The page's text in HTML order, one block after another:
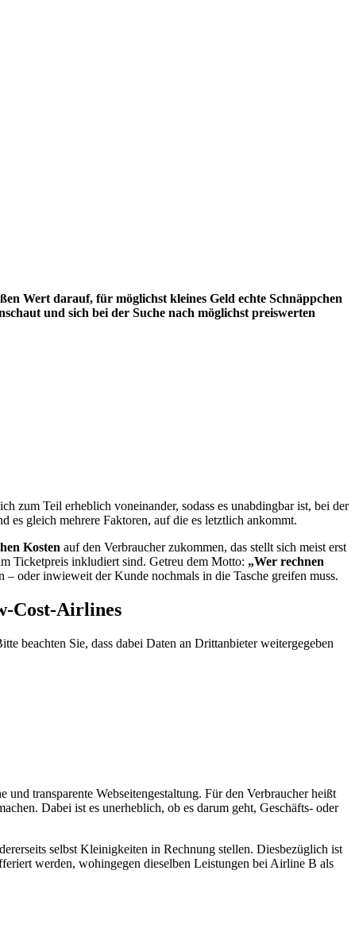
Wert darauf, für möglichst kleines Geld echte Schnäppchen
und sich bei der Suche nach möglichst preiswerten
zum Teil erheblich voneinander, sodass es unabdingbar ist, bei der
es gleich mehrere Faktoren, auf die es letztlich ankommt.
Kosten auf den Verbraucher zukommen, das stellt sich meist erst
Ticketpreis inkludiert sind. Getreu dem Motto: „Wer rechnen
oder inwieweit der Kunde nochmals in die Tasche greifen muss.
Cost-Airlines
beachten Sie, dass dabei Daten an Drittanbieter weitergegeben
transparente Webseitengestaltung. Für den Verbraucher heißt
Dabei ist es unerheblich, ob es darum geht, Geschäfts- oder
selbst Kleinigkeiten in Rechnung stellen. Diesbezüglich ist
werden, wohingegen dieselben Leistungen bei Airline B als